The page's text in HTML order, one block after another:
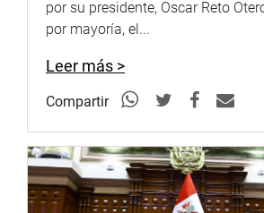
Congresista Nelcy Heidinger interviene en la sesión
Pleno. (Congreso de la República/VVásquez)
Wilson Soto Palacios (AP), presidente
Defensa al Consumidor, y Organismos
Servicios Públicos, dijo estar de
por su presidente, Oscar Reto
por mayoría, el...
Leer más >
Compartir